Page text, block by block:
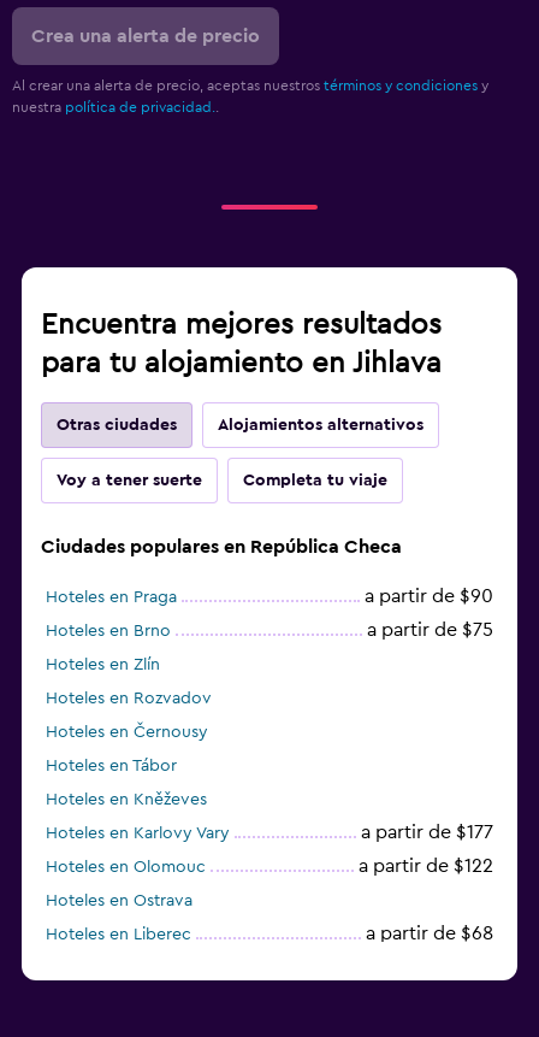
Crea una alerta de precio
Al crear una alerta de precio, aceptas nuestros términos y condiciones y
nuestra política de privacidad.
Encuentra mejores resultados
para tu alojamiento en Jihlava
Otras ciudades Alojamientos alternativos
Voy a tener suerte Completa tu viaje
Ciudades populares en República Checa
Hoteles en Praga a partir de $90
Hoteles en Brno a partir de $75
Hoteles en Zlín
Hoteles en Rozvadov
Hoteles en Černousy
Hoteles en Tábor
Hoteles en Kněževes
Hoteles en Karlovy Vary
a partir de $177
Hoteles en Olomouc a partir de $122
Hoteles en Ostrava
Hoteles en Liberec
a partir de $68